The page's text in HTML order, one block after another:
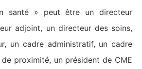
santé » peut être un directeur
adjoint, un directeur des soins,
un cadre administratif, un cadre
proximité, un président de CME